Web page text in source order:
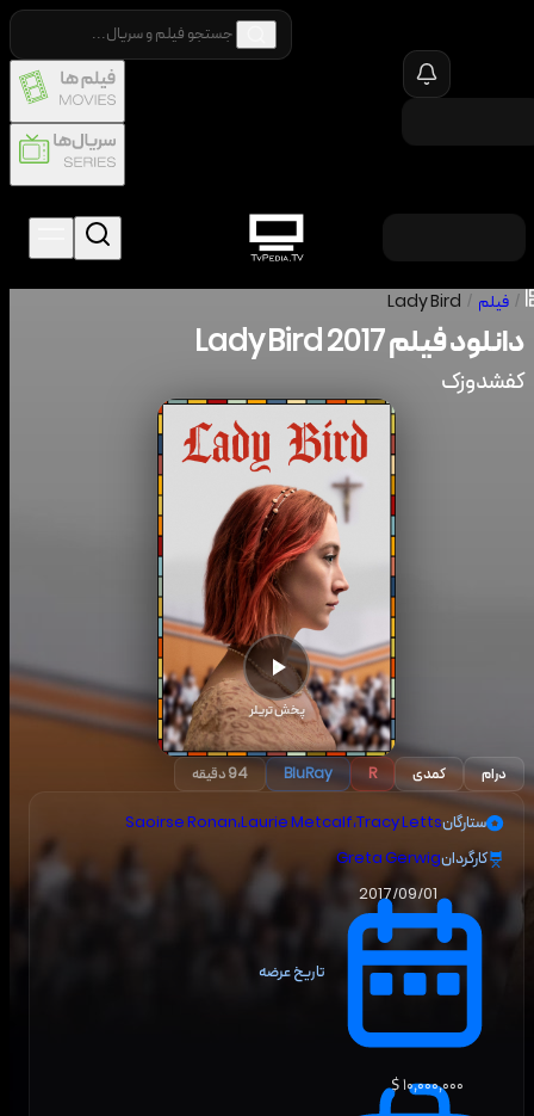
/ فیلم /
Lady Bird
دانلود فیلم2017
Lady Bird
کفشدوزک
پخش تریلر
درام کمدی R
BluRay 94 دقیقه
ستارگان Saoirse Ronan،Laurie Metcalf،Tracy Letts
کارگردانGreta Gerwig
تاریخ عرضه
2017/09/01
۱۰٬۰۰۰٬۰۰۰ $